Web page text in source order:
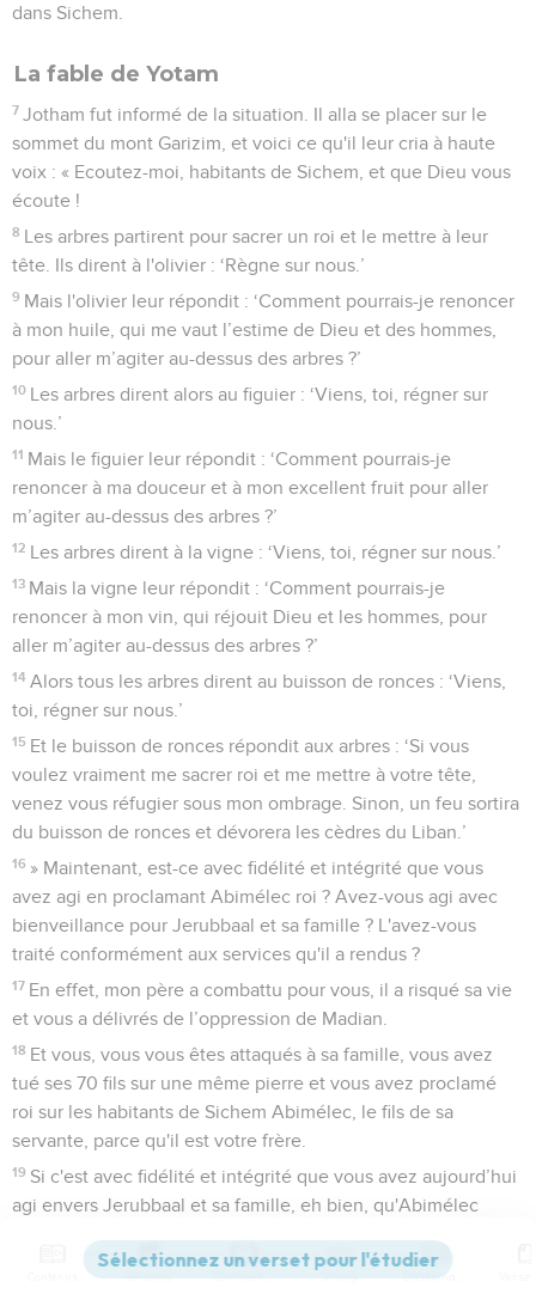
dans Sichem.
La fable de Yotam
7 Jotham fut informé de la situation. Il alla se placer sur le
sommet du mont Garizim, et voici ce qu'il leur cria à haute
voix : « Ecoutez-moi, habitants de Sichem, et que Dieu vous
écoute !
8 Les arbres partirent pour sacrer un roi et le mettre à leur
tête. Ils dirent à l'olivier : ‘Règne sur nous.’
9 Mais l'olivier leur répondit : ‘Comment pourrais-je renoncer
à mon huile, qui me vaut l’estime de Dieu et des hommes,
pour aller m’agiter au-dessus des arbres ?’
10 Les arbres dirent alors au figuier : ‘Viens, toi, régner sur
nous.’
11 Mais le figuier leur répondit : ‘Comment pourrais-je
renoncer à ma douceur et à mon excellent fruit pour aller
m’agiter au-dessus des arbres ?’
12 Les arbres dirent à la vigne : ‘Viens, toi, régner sur nous.’
13 Mais la vigne leur répondit : ‘Comment pourrais-je
renoncer à mon vin, qui réjouit Dieu et les hommes, pour
aller m’agiter au-dessus des arbres ?’
14 Alors tous les arbres dirent au buisson de ronces : ‘Viens,
toi, régner sur nous.’
15 Et le buisson de ronces répondit aux arbres : ‘Si vous
voulez vraiment me sacrer roi et me mettre à votre tête,
venez vous réfugier sous mon ombrage. Sinon, un feu sortira
du buisson de ronces et dévorera les cèdres du Liban.’
16 » Maintenant, est-ce avec fidélité et intégrité que vous
avez agi en proclamant Abimélec roi ? Avez-vous agi avec
bienveillance pour Jerubbaal et sa famille ? L'avez-vous
traité conformément aux services qu'il a rendus ?
17 En effet, mon père a combattu pour vous, il a risqué sa vie
et vous a délivrés de l’oppression de Madian.
18 Et vous, vous vous êtes attaqués à sa famille, vous avez
tué ses 70 fils sur une même pierre et vous avez proclamé
roi sur les habitants de Sichem Abimélec, le fils de sa
servante, parce qu'il est votre frère.
19 Si c'est avec fidélité et intégrité que vous avez aujourd’hui
agi envers Jerubbaal et sa famille, eh bien, qu'Abimélec
Sinon, qu'un feu sorte d'Abimélec et dévore les habitants
Versions Commentaires Strong